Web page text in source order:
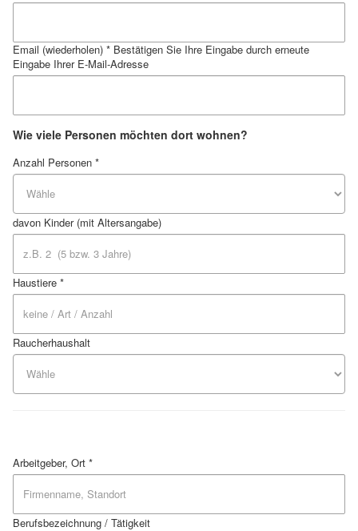
Email (wiederholen) * Bestätigen Sie Ihre Eingabe durch erneute
Eingabe Ihrer E-Mail-Adresse
Wie viele Personen möchten dort wohnen?
Anzahl Personen *
davon Kinder (mit Altersangabe)
Haustiere *
Raucherhaushalt
Arbeitgeber, Ort *
Berufsbezeichnung / Tätigkeit